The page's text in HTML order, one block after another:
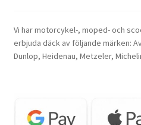
Vi har motorcykel-, moped- och
erbjuda däck av följande märken:
Dunlop, Heidenau, Metzeler,